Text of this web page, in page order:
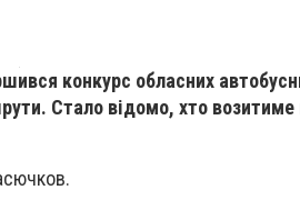
конкурс обласних
Стало відомо, хто возитиме